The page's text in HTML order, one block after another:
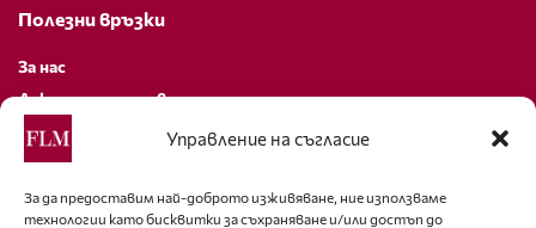
Управление на съгласие
За да предоставим най-доброто изживяване, ние използваме
технологии като бисквитки за съхраняване и/или достъп до
Полезни връзки
За нас
Декларация за поверителност
Политика за бисквитки
За контакти